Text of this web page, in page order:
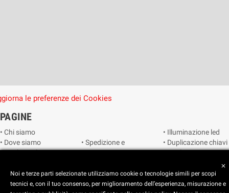
le preferenze dei Cookies
PAGINE
• Chi siamo
• Dove siamo
• Cookie Policy
• Reimposta le
preferenze dei
• Spedizione e
consegna
vendita
• Catalogo
• Illuminazione led
• Duplicazione chiavi
• Duplicazione
telecomandi
• Smart home
close
Noi e terze parti selezionate utilizziamo cookie o tecnologie simili per scopi
tecnici e, con il tuo consenso, per miglioramento dell’esperienza, misurazione e